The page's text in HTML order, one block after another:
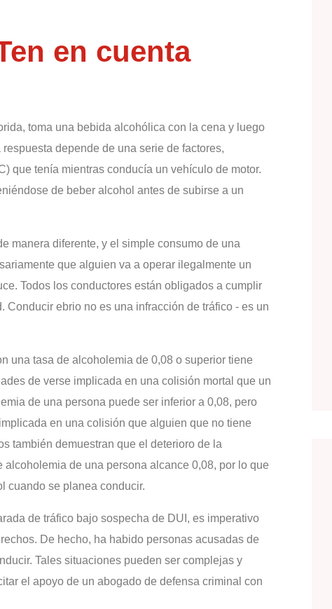
en cuenta
toma una bebida alcohólica con la cena y luego
depende de una serie de factores,
que tenía mientras conducía un vehículo de motor.
de beber alcohol antes de subirse a un
manera diferente, y el simple consumo de una
que alguien va a operar ilegalmente un
Todos los conductores están obligados a cumplir
Conducir ebrio no es una infracción de tráfico - es un
una tasa de alcoholemia de 0,08 o superior tiene
de verse implicada en una colisión mortal que un
de una persona puede ser inferior a 0,08, pero
en una colisión que alguien que no tiene
también demuestran que el deterioro de la
de una persona alcance 0,08, por lo que
cuando se planea conducir.
de tráfico bajo sospecha de DUI, es imperativo
De hecho, ha habido personas acusadas de
Tales situaciones pueden ser complejas y
el apoyo de un abogado de defensa criminal con